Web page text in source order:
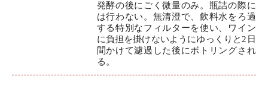
発酵の後にごく微量のみ。瓶詰の際に
は行わない。無清澄で、飲料水をろ過
する特別なフィルターを使い、ワイン
に負担を掛けないようにゆっくりと2日
間かけて濾過した後にボトリングされ
る。